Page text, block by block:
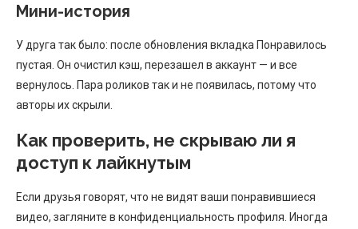
Мини-история
У друга так было: после обновления вкладка Понравилось
пустая. Он очистил кэш, перезашел в аккаунт — и все
вернулось. Пара роликов так и не появилась, потому что
авторы их скрыли.
Как проверить, не скрываю ли я
доступ к лайкнутым
Если друзья говорят, что не видят ваши понравившиеся
видео, загляните в конфиденциальность профиля. Иногда